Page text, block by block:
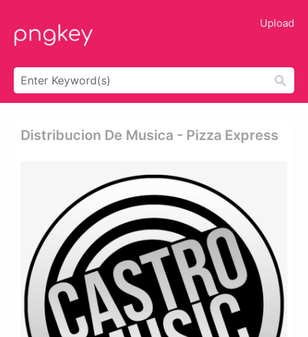
Upload
Distribucion De Musica - Pizza Express